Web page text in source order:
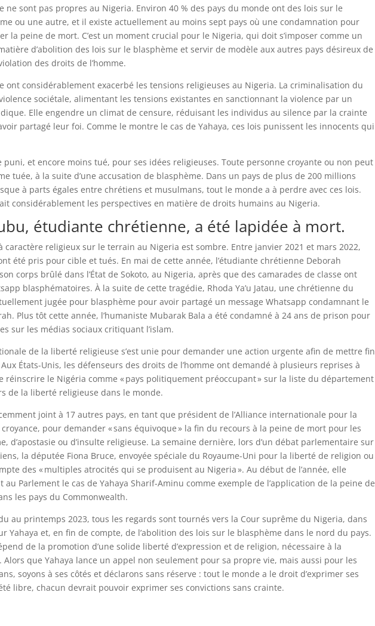
ne sont pas propres au Nigeria. Environ 40 % des pays du monde ont des lois sur le
ou une autre, et il existe actuellement au moins sept pays où une condamnation pour
la peine de mort. C’est un moment crucial pour le Nigeria, qui doit s’imposer comme un
d’abolition des lois sur le blasphème et servir de modèle aux autres pays désireux de
des droits de l’homme.
ont considérablement exacerbé les tensions religieuses au Nigeria. La criminalisation du
sociétale, alimentant les tensions existantes en sanctionnant la violence par un
Elle engendre un climat de censure, réduisant les individus au silence par la crainte
partagé leur foi. Comme le montre le cas de Yahaya, ces lois punissent les innocents qui
puni, et encore moins tué, pour ses idées religieuses. Toute personne croyante ou non peut
tuée, à la suite d’une accusation de blasphème. Dans un pays de plus de 200 millions
à parts égales entre chrétiens et musulmans, tout le monde a à perdre avec ces lois.
considérablement les perspectives en matière de droits humains au Nigeria.
étudiante chrétienne, a été lapidée à mort.
caractère religieux sur le terrain au Nigeria est sombre. Entre janvier 2021 et mars 2022,
été pris pour cible et tués. En mai de cette année, l’étudiante chrétienne Deborah
corps brûlé dans l’État de Sokoto, au Nigeria, après que des camarades de classe ont
blasphématoires. À la suite de cette tragédie, Rhoda Ya’u Jatau, une chrétienne du
jugée pour blasphème pour avoir partagé un message Whatsapp condamnant le
Plus tôt cette année, l’humaniste Mubarak Bala a été condamné à 24 ans de prison pour
sur les médias sociaux critiquant l’islam.
de la liberté religieuse s’est unie pour demander une action urgente afin de mettre fin
États-Unis, les défenseurs des droits de l’homme ont demandé à plusieurs reprises à
réinscrire le Nigéria comme « pays politiquement préoccupant » sur la liste du département
de la liberté religieuse dans le monde.
joint à 17 autres pays, en tant que président de l’Alliance internationale pour la
pour demander « sans équivoque » la fin du recours à la peine de mort pour les
d’apostasie ou d’insulte religieuse. La semaine dernière, lors d’un débat parlementaire sur
la députée Fiona Bruce, envoyée spéciale du Royaume-Uni pour la liberté de religion ou
des « multiples atrocités qui se produisent au Nigeria ». Au début de l’année, elle
au Parlement le cas de Yahaya Sharif-Aminu comme exemple de l’application de la peine de
les pays du Commonwealth.
au printemps 2023, tous les regards sont tournés vers la Cour suprême du Nigeria, dans
Yahaya et, en fin de compte, de l’abolition des lois sur le blasphème dans le nord du pays.
de la promotion d’une solide liberté d’expression et de religion, nécessaire à la
Alors que Yahaya lance un appel non seulement pour sa propre vie, mais aussi pour les
soyons à ses côtés et déclarons sans réserve : tout le monde a le droit d’exprimer ses
libre, chacun devrait pouvoir exprimer ses convictions sans crainte.